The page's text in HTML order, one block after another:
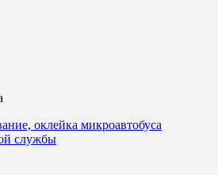
оклейка микроавтобуса
службы